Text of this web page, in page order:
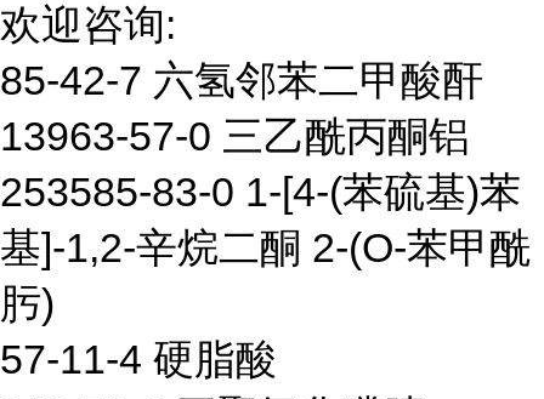
欢迎咨询:
85-42-7 六氢邻苯二甲酸酐
13963-57-0 三乙酰丙酮铝
253585-83-0 1-[4-(苯硫基)苯
基]-1,2-辛烷二酮 2-(O-苯甲酰
肟)
57-11-4 硬脂酸